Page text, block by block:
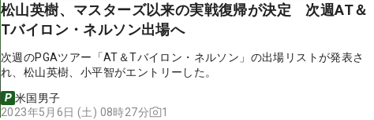
松山英樹、マスターズ以来の実戦復帰が決定 次週AT＆
Tバイロン・ネルソン出場へ
次週のPGAツアー「AT＆Tバイロン・ネルソン」の出場リストが発表さ
れ、松山英樹、小平智がエントリーした。
米国男子
2023年5月6日 (土) 08時27分
1